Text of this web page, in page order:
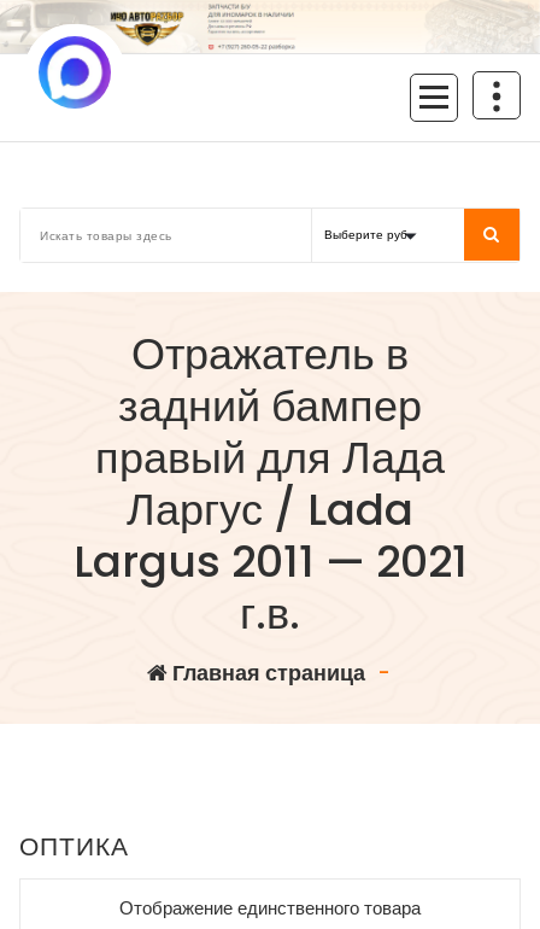
Перейти
к
содержимому
Отражатель в
задний бампер
правый для Лада
Ларгус / Lada
Largus 2011 — 2021
г.в.
Главная страница-
ОПТИКА
Отображение единственного товара